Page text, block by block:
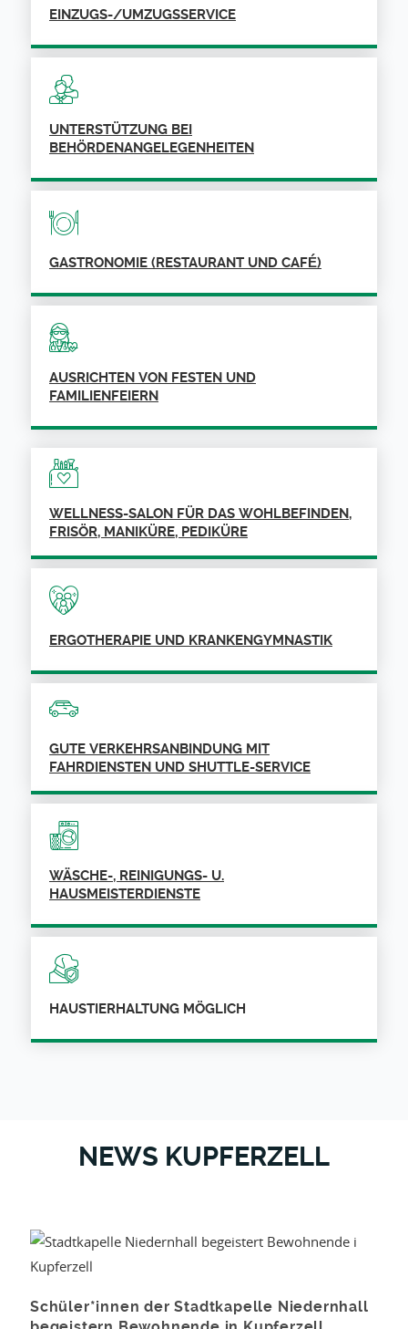
EINZUGS-/UMZUGSSERVICE
UNTERSTÜTZUNG BEI
BEHÖRDENANGELEGENHEITEN
GASTRONOMIE (RESTAURANT UND CAFÉ)
AUSRICHTEN VON FESTEN UND
FAMILIENFEIERN
WELLNESS-SALON FÜR DAS WOHLBEFINDEN,
FRISÖR, MANIKÜRE, PEDIKÜRE
ERGOTHERAPIE UND KRANKENGYMNASTIK
GUTE VERKEHRSANBINDUNG MIT
FAHRDIENSTEN UND SHUTTLE-SERVICE
WÄSCHE-, REINIGUNGS- U.
HAUSMEISTERDIENSTE
HAUSTIERHALTUNG MÖGLICH
NEWS KUPFERZELL
Schüler*innen der Stadtkapelle Niedernhall